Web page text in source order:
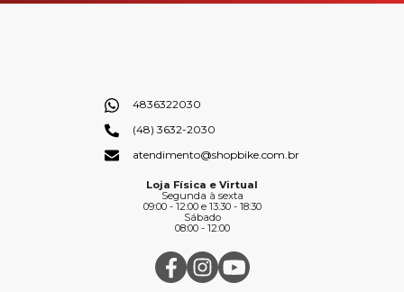
4836322030
(48) 3632-2030
atendimento@shopbike.com.br
Loja Física e Virtual
Segunda à sexta
09:00 - 12:00 e 13:30 - 18:30
Sábado
08:00 - 12:00